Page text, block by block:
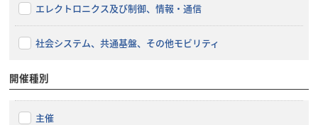
エレクトロニクス及び制御、情報・通信
社会システム、共通基盤、その他モビリティ
開催種別
主催